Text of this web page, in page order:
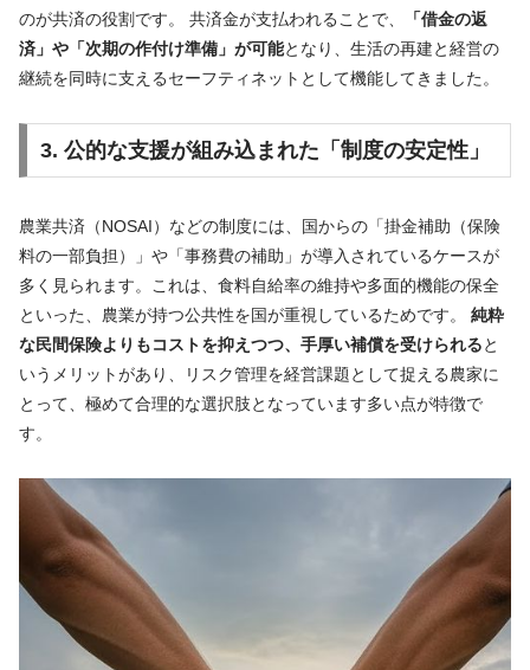
のが共済の役割です。 共済金が支払われることで、
「借金の返
済」や「次期の作付け準備」が可能となり、生活の再建と経営の
継続を同時に支えるセーフティネットとして機能してきました。
3. 公的な支援が組み込まれた「制度の安定性」
農業共済（NOSAI）などの制度には、国からの「掛金補助（保険
料の一部負担）」や「事務費の補助」が導入されているケースが
多く見られます。これは、食料自給率の維持や多面的機能の保全
といった、農業が持つ公共性を国が重視しているためです。 純粋
な民間保険よりもコストを抑えつつ、手厚い補償を受けられると
いうメリットがあり、リスク管理を経営課題として捉える農家に
とって、極めて合理的な選択肢となっています多い点が特徴で
す。